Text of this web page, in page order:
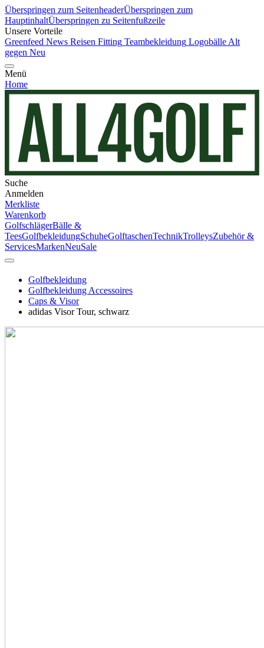
Überspringen zum SeitenheaderÜberspringen zum
HauptinhaltÜberspringen zu Seitenfußzeile
Unsere Vorteile
Greenfeed News Reisen Fitting Teambekleidung Logobälle Alt
gegen Neu
Menü
Home
Suche
Anmelden
Merkliste
Warenkorb
GolfschlägerBälle &
TeesGolfbekleidungSchuheGolftaschenTechnikTrolleysZubehör &
ServicesMarkenNeuSale
Golfbekleidung
Golfbekleidung Accessoires
Caps & Visor
adidas Visor Tour, schwarz